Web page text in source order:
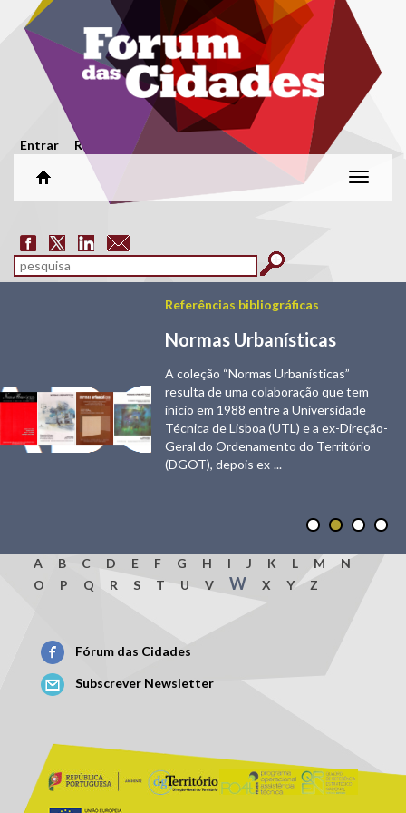
Passar para o conteúdo principal
Menu secundário
Entrar Registar
Alterar
Formulário de pesquisa
pesquisar
Normas
Urbanisticas.jpg
Referências bibliográficas
Normas Urbanísticas
A coleção “Normas Urbanísticas”
resulta de uma colaboração que tem
início em 1988 entre a Universidade
Técnica de Lisboa (UTL) e a ex-Direção-
Geral do Ordenamento do Território
(DGOT), depois ex-...
A B C D E F G H I J K L M
N
O
P Q R S T U V W X Y Z
Fórum das Cidades
Subscrever Newsletter